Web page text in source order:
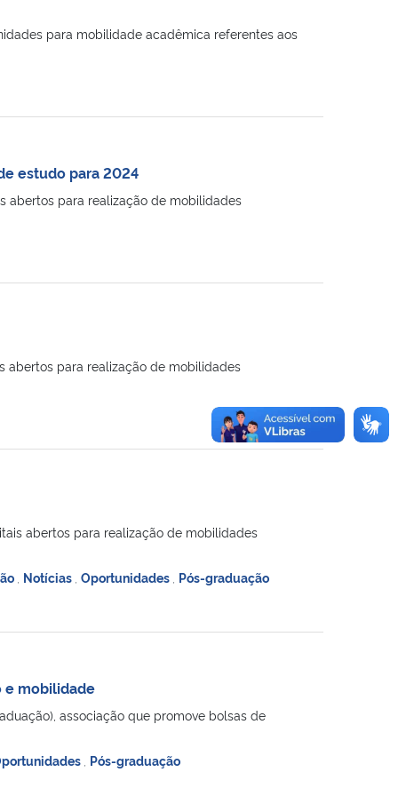
para mobilidade acadêmica referentes aos
estudo para 2024
abertos para realização de mobilidades
abertos para realização de mobilidades
abertos para realização de mobilidades
Notícias Oportunidades Pós-graduação
e mobilidade
associação que promove bolsas de
Pós-graduação